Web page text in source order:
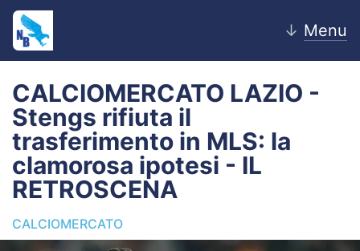
↓ Menu
Home
News
Editoriale
Pagelle
CALCIOMERCATO LAZIO -
Stengs rifiuta il
trasferimento in MLS: la
clamorosa ipotesi - IL
RETROSCENA
CALCIOMERCATO